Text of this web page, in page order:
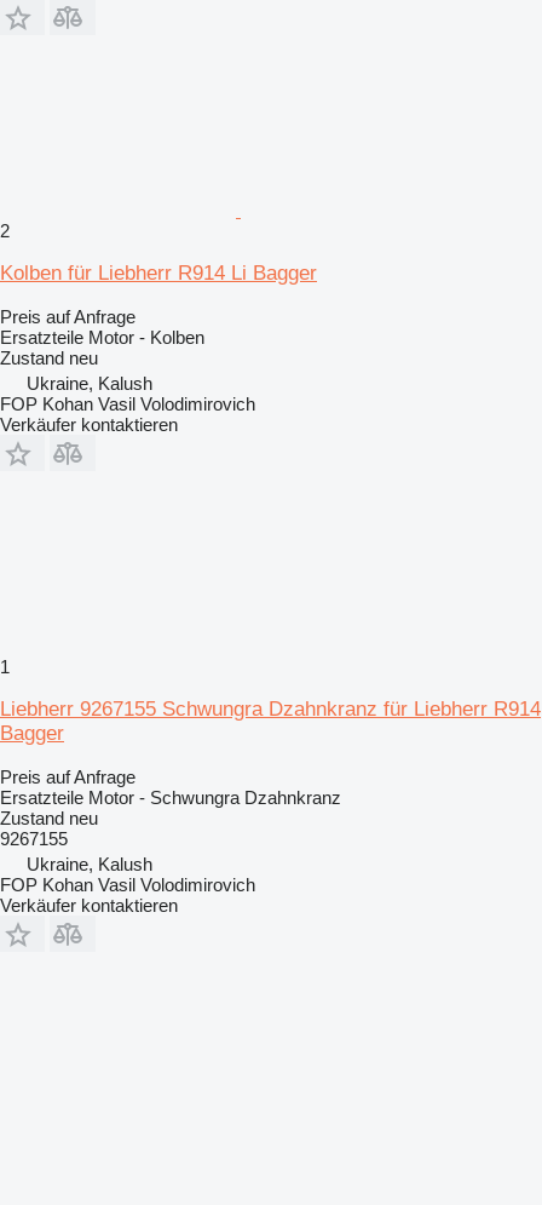
2
Kolben für Liebherr R914 Li Bagger
Preis auf Anfrage
Ersatzteile Motor - Kolben
Zustand neu
Ukraine, Kalush
FOP Kohan Vasil Volodimirovich
Verkäufer kontaktieren
1
Liebherr 9267155 Schwungra Dzahnkranz für Liebherr R914
Bagger
Preis auf Anfrage
Ersatzteile Motor - Schwungra Dzahnkranz
Zustand neu
9267155
Ukraine, Kalush
FOP Kohan Vasil Volodimirovich
Verkäufer kontaktieren